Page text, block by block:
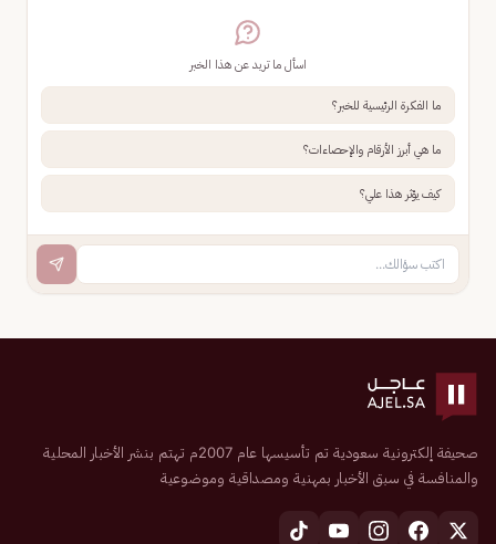
اسأل ما تريد عن هذا الخبر
ما الفكرة الرئيسية للخبر؟
ما هي أبرز الأرقام والإحصاءات؟
كيف يؤثر هذا علي؟
صحيفة إلكترونية سعودية تم تأسيسها عام 2007م تهتم بنشر الأخبار المحلية
والمنافسة في سبق الأخبار بمهنية ومصداقية وموضوعية